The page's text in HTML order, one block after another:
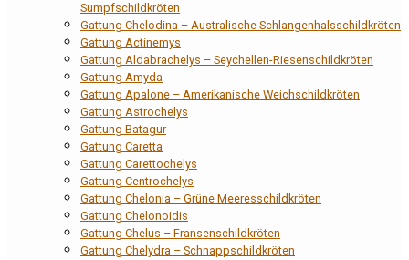
Sumpfschildkröten
Gattung Chelodina – Australische Schlangenhalsschildkröten
Gattung Actinemys
Gattung Aldabrachelys – Seychellen-Riesenschildkröten
Gattung Amyda
Gattung Apalone – Amerikanische Weichschildkröten
Gattung Astrochelys
Gattung Batagur
Gattung Caretta
Gattung Carettochelys
Gattung Centrochelys
Gattung Chelonia – Grüne Meeresschildkröten
Gattung Chelonoidis
Gattung Chelus – Fransenschildkröten
Gattung Chelydra – Schnappschildkröten